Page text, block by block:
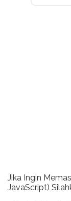
Jika Ingin
JavaScript)